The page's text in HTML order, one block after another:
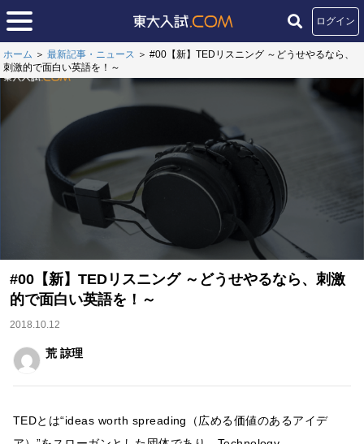
ログイン
ホーム ＞ 最新記事・ニュース ＞ #00【新】TEDリスニング ～どうせやるなら、
刺激的で面白い英語を！～
#00【新】TEDリスニング ～どうせやるなら、刺激
的で面白い英語を！～
2018.10.12
荒 諒理
TEDとは“ideas worth spreading（広める価値のあるアイデ